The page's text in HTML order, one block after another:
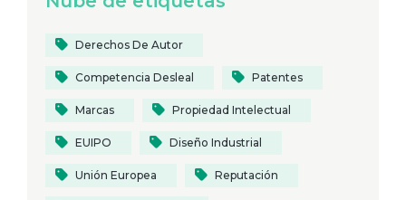
Derechos De Autor
Competencia Desleal Patentes
Marcas Propiedad Intelectual
EUIPO Diseño Industrial
Unión Europea Reputación